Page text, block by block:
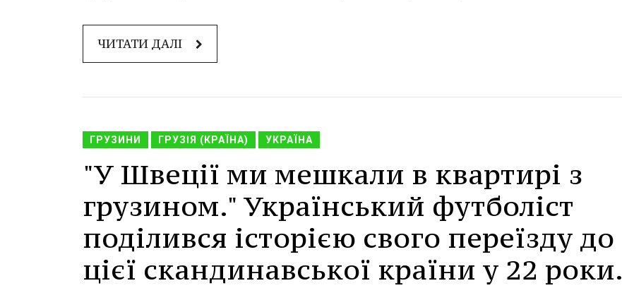
ЧИТАТИ ДАЛІ
ГРУЗИНИ ГРУЗІЯ (КРАЇНА) УКРАЇНА
"У Швеції ми мешкали в квартирі з
грузином." Український футболіст
поділився історією свого переїзду до
цієї скандинавської країни у 22 роки.